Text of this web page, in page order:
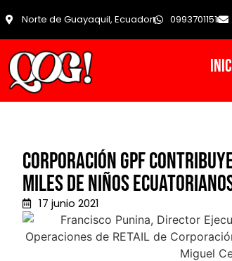
Norte de Guayaquil, Ecuador 0993701151
Corporación GPF
miles de niños
17 junio 2021